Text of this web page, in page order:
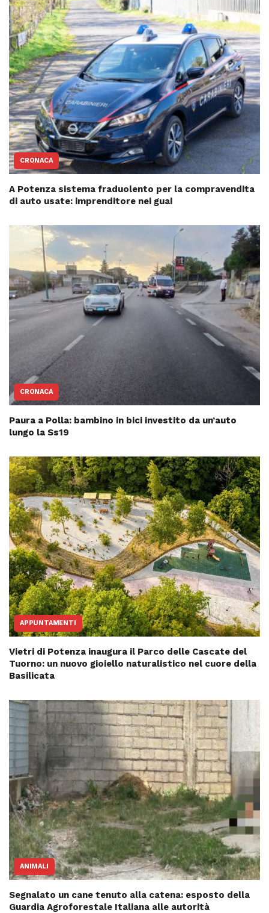
CRONACA
A Potenza sistema fraduolento per la compravendita
di auto usate: imprenditore nei guai
CRONACA
Paura a Polla: bambino in bici investito da un’auto
lungo la Ss19
APPUNTAMENTI
Vietri di Potenza inaugura il Parco delle Cascate del
Tuorno: un nuovo gioiello naturalistico nel cuore della
Basilicata
ANIMALI
Segnalato un cane tenuto alla catena: esposto della
Guardia Agroforestale Italiana alle autorità